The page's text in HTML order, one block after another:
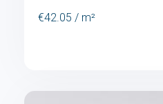
€42.05 / m²